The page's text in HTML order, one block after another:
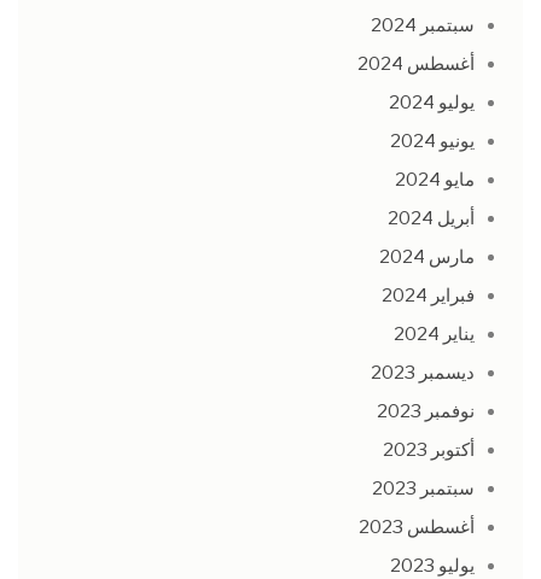
سبتمبر 2024
أغسطس 2024
يوليو 2024
يونيو 2024
مايو 2024
أبريل 2024
مارس 2024
فبراير 2024
يناير 2024
ديسمبر 2023
نوفمبر 2023
أكتوبر 2023
سبتمبر 2023
أغسطس 2023
يوليو 2023